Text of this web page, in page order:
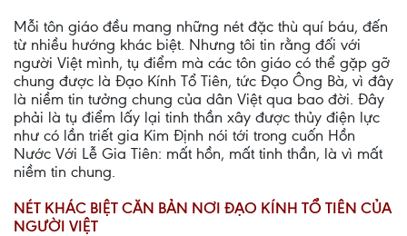
Mỗi tôn giáo đều mang những nét đặc thù quí báu, đến
từ nhiều hướng khác biệt. Nhưng tôi tin rằng đối với
người Việt mình, tụ điểm mà các tôn giáo có thể gặp gỡ
chung được là Đạo Kính Tổ Tiên, tức Đạo Ông Bà, vì đây
là niềm tin tưởng chung của dân Việt qua bao đời. Đây
phải là tụ điểm lấy lại tinh thần xây được thủy điện lực
như có lần triết gia Kim Định nói tới trong cuốn Hồn
Nước Với Lễ Gia Tiên: mất hồn, mất tinh thần, là vì mất
niềm tin chung.
NÉT KHÁC BIỆT CĂN BẢN NƠI ĐẠO KÍNH TỔ TIÊN CỦA
NGƯỜI VIỆT